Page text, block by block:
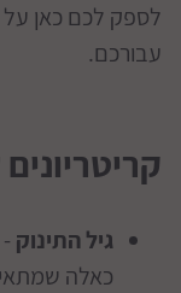
לספק לכם כאן
עבורכם.
גיל התינוק